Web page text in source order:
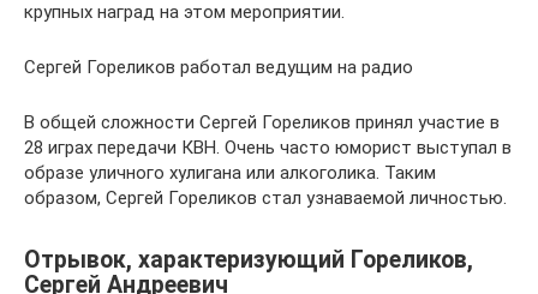
крупных наград на этом мероприятии.
Сергей Гореликов работал ведущим на радио
В общей сложности Сергей Гореликов принял участие в
28 играх передачи КВН. Очень часто юморист выступал в
образе уличного хулигана или алкоголика. Таким
образом, Сергей Гореликов стал узнаваемой личностью.
Отрывок, характеризующий Гореликов,
Сергей Андреевич